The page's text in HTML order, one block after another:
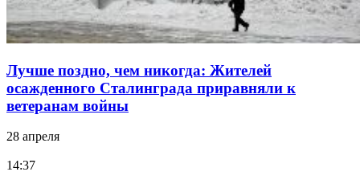
Лучше поздно, чем никогда: Жителей
осажденного Сталинграда приравняли к
ветеранам войны
28 апреля
14:37